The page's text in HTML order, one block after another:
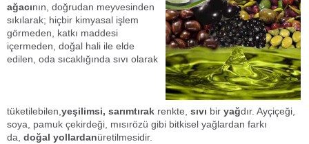
ağacının, doğrudan meyvesinden
sıkılarak; hiçbir kimyasal işlem
görmeden, katkı maddesi
içermeden, doğal hali ile elde
edilen, oda sıcaklığında sıvı olarak
tüketilebilen, yeşilimsi, sarımtırak renkte, sıvı bir yağdır. Ayçiçeği,
soya, pamuk çekirdeği, mısırözü gibi bitkisel yağlardan farkı
da, doğal yollardanüretilmesidir.